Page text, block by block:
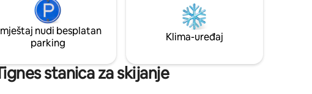
i Tignes Le
metara od supermarketa, restorana,
pekare, kancelarije za lift i barova
Unapred se radujemo što ćemo vas
nudi besplatan
parking
Klima-uređaj
stanica za skijanje